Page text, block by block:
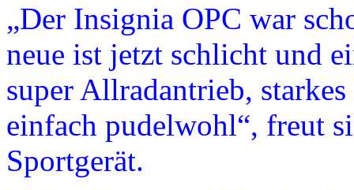
„Der Insignia OPC war
neue ist jetzt schlicht und
super Allradantrieb,
einfach pudelwohl“, freut
Sportgerät.